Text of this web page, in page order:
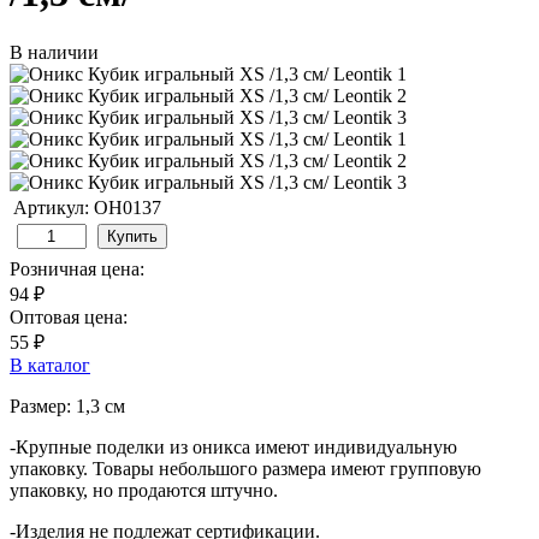
В наличии
Артикул: ОН0137
Купить
Розничная цена:
94 ₽
Оптовая цена:
55 ₽
В каталог
Размер: 1,3 см
-Крупные поделки из оникса имеют индивидуальную
упаковку. Товары небольшого размера имеют групповую
упаковку, но продаются штучно.
-Изделия не подлежат сертификации.